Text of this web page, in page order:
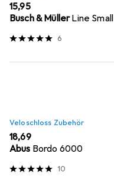
EUR
15,95
Busch & MüllerLine Small
6
Veloschloss Zubehör
EUR
18,69
Abus Bordo 6000
10